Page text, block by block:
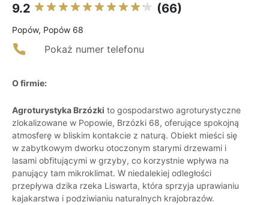
9.2 (66)
Popów, Popów 68
Pokaż numer telefonu
O firmie:
Agroturystyka Brzózki to gospodarstwo agroturystyczne
zlokalizowane w Popowie, Brzózki 68, oferujące spokojną
atmosferę w bliskim kontakcie z naturą. Obiekt mieści się
w zabytkowym dworku otoczonym starymi drzewami i
lasami obfitującymi w grzyby, co korzystnie wpływa na
panujący tam mikroklimat. W niedalekiej odległości
przepływa dzika rzeka Liswarta, która sprzyja uprawianiu
kajakarstwa i podziwianiu naturalnych krajobrazów.